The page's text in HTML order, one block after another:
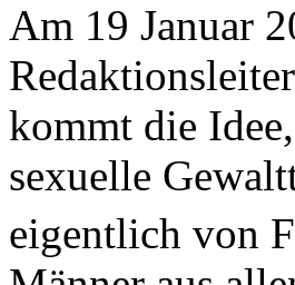
Am 19 Januar
kommt die
sexuelle
eigentlich von